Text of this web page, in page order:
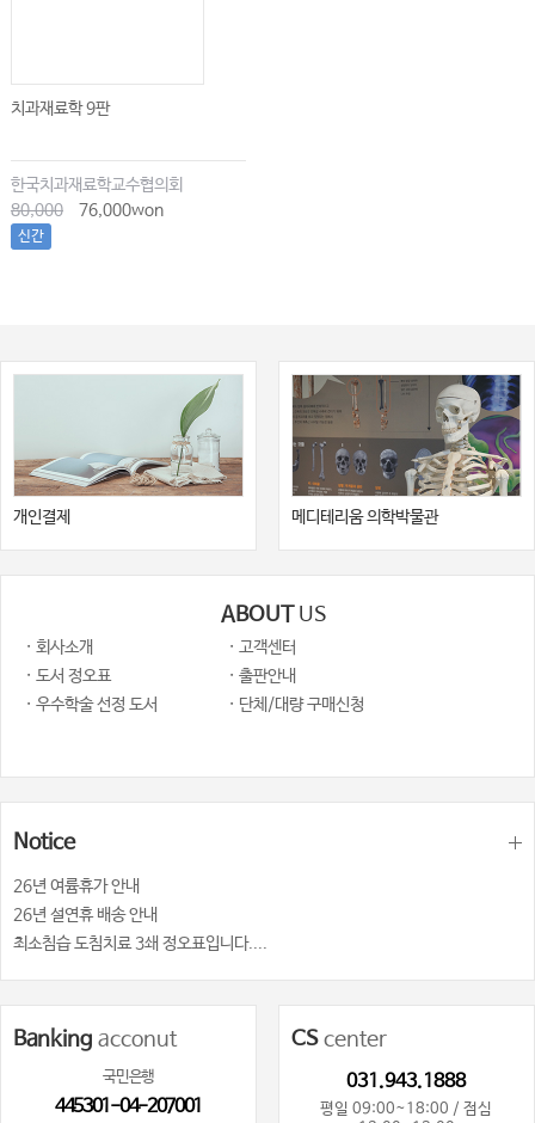
치과재료학 9판
한국치과재료학교수협의회
80,000
76,000won
신간
개인결제 메디테리움 의학박물관
ABOUT US
· 회사소개
· 고객센터
· 도서 정오표
· 출판안내
· 우수학술 선정 도서
· 단체/대량 구매신청
Notice
26년 여륨휴가 안내
26년 설연휴 배송 안내
최소침습 도침치료 3쇄 정오표입니다....
Banking acconut
국민은행
445301-04-207001
CScenter
031.943.1888
평일 09:00~18:00 / 점심